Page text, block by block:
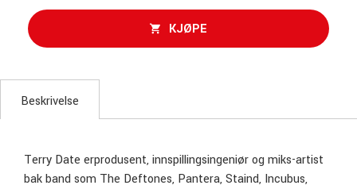
KJØPE
Beskrivelse
Terry Date erprodusent, innspillingsingeniør og miks-artist
bak band som The Deftones, Pantera, Staind, Incubus,